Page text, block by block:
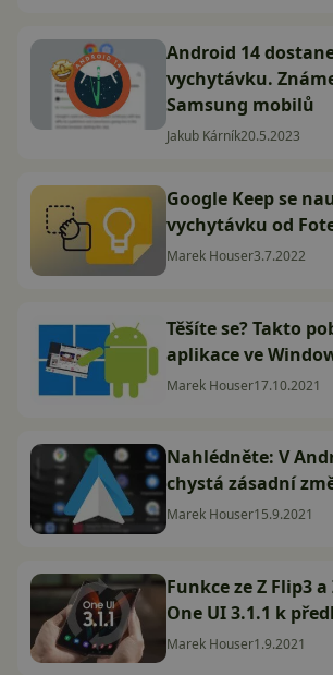
Android 14
vychytávku.
Samsung mobilů
Jakub Kárník20.5.2023
Google Keep se
vychytávku od
Marek Houser3.7.2022
Těšíte se? Takto
aplikace ve
Marek Houser17.10.2021
Nahlédněte: V
chystá zásadní
Marek Houser15.9.2021
Funkce ze Z Flip3
One UI 3.1.1 k
Marek Houser1.9.2021